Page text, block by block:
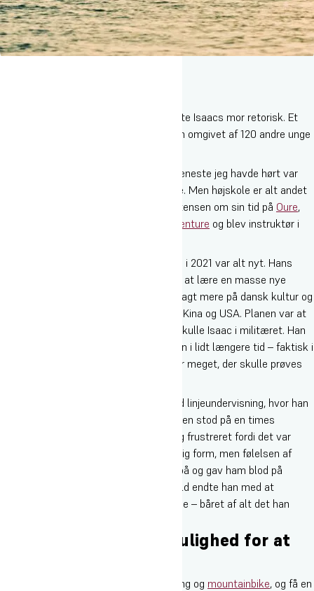
?” spurgte Isaacs mor retorisk. Et
par måneder senere stod han på Sydfyn omgivet af 120 andre unge
“Jeg anede ikke hvad højskole var. Det eneste jeg havde hørt var
højSKOLE og dét gad jeg bare ikke mere. Men højskole er alt andet
en normal skole!”, fortæller Isaac Christensen om sin tid på Oure,
linjen Adventure og blev instruktør i
Da Isaac trådte ind på højskolen tilbage i 2021 var alt nyt. Hans
forventninger til de næste måneder var at lære en masse nye
mennesker at kende og samtidig få smagt mere på dansk kultur og
lære mere dansk, da han er vokset op i Kina og USA. Planen var at
bruge fem måneder på højskole og så skulle Isaac i militæret. Han
endte med at blive hængende på Sydfyn i lidt længere tid – faktisk i
hele 18 måneder. Der var simpelthen for meget, der skulle prøves
Han husker tydeligt den første dag med linjeundervisning, hvor han
var igennem hele følelsesregistret. Dagen stod på en times
orienteringsløb og Isaac var både sur og frustreret fordi det var
svært at finde vej og fordi han var i dårlig form, men følelsen af
glæde da han kom i mål, var til at føle på og gav ham blod på
tanden. I slutningen af sit højskoleophold endte han med at
gennemføre et 24 timers adventure race – båret af alt det han
På højskolen får du mulighed for at
Udover at blive instruktør i kajak, klatring og mountainbike, og få en